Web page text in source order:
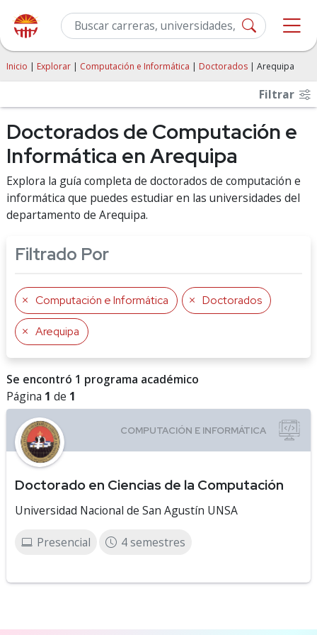
Inicio | Explorar | Computación e Informática | Doctorados | Arequipa
Filtrar
Doctorados de Computación e
Informática en Arequipa
Explora la guía completa de doctorados de computación e
informática que puedes estudiar en las universidades del
departamento de Arequipa.
Filtrado Por
Computación e Informática Doctorados
Arequipa
Se encontró 1 programa académico
Página 1 de 1
Doctorado en Ciencias de la Computación
Universidad Nacional de San Agustín UNSA
Presencial 4 semestres